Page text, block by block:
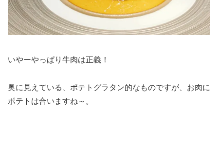
いやーやっぱり牛肉は正義！
奥に見えている、ポテトグラタン的なものですが、お肉に
ポテトは合いますね～。